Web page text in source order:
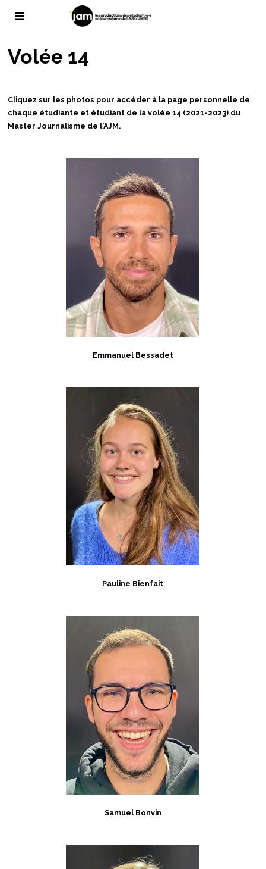
Volée 14
Cliquez sur les photos pour accéder à la page personnelle de
chaque étudiante et étudiant de la volée 14 (2021-2023) du
Master Journalisme de l'AJM.
Emmanuel Bessadet
Pauline Bienfait
Samuel Bonvin